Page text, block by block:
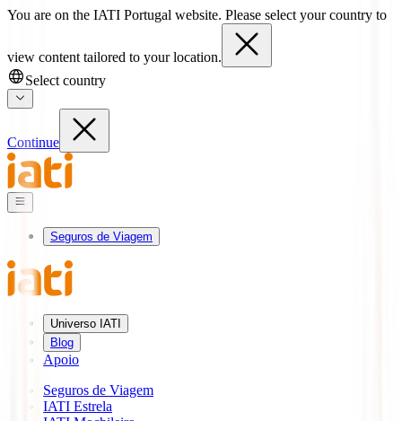
You are on the IATI Portugal website. Please select your country to
view content tailored to your location.
Select country
Continue
Seguros de Viagem
Universo IATI
Blog
Apoio
Seguros de Viagem
IATI Estrela